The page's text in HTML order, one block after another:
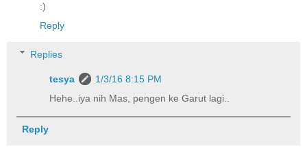
:)
Reply
Replies
tesya
1/3/16 8:15 PM
Hehe..iya nih Mas, pengen ke Garut lagi..
Reply